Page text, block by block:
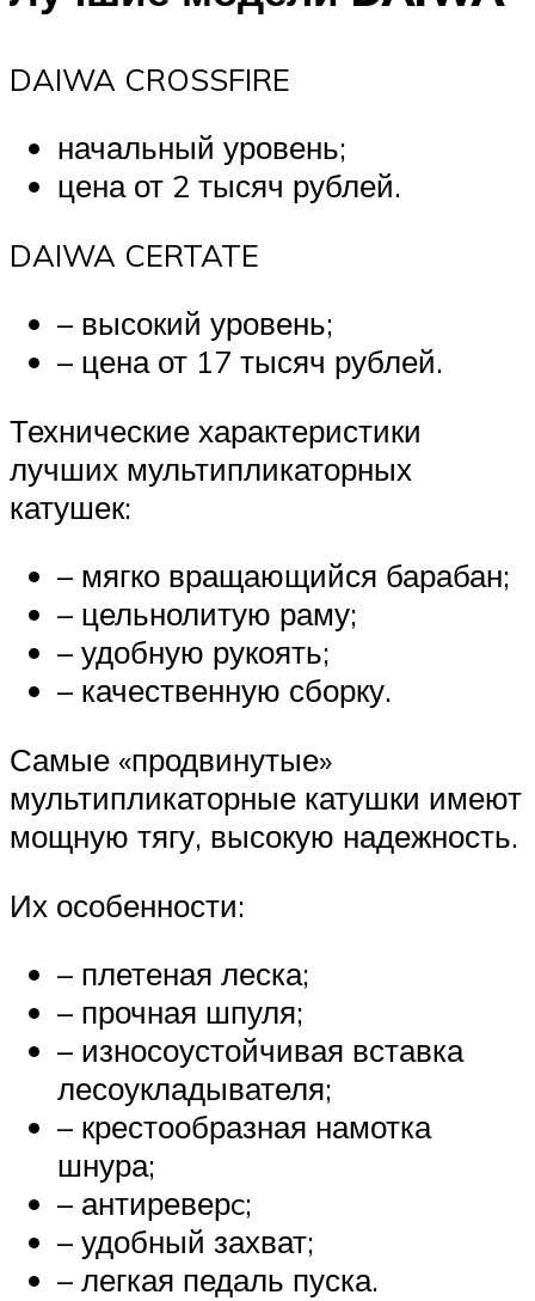
DAIWA CROSSFIRE
начальный уровень;
цена от 2 тысяч рублей.
DAIWA CERTATE
– высокий уровень;
– цена от 17 тысяч рублей.
Технические характеристики
лучших мультипликаторных
катушек:
– мягко вращающийся барабан;
– цельнолитую раму;
– удобную рукоять;
– качественную сборку.
Самые «продвинутые»
мультипликаторные катушки имеют
мощную тягу, высокую надежность.
Их особенности:
– плетеная леска;
– прочная шпуля;
– износоустойчивая вставка
лесоукладывателя;
– крестообразная намотка
шнура;
– антиреверc;
– удобный захват;
– легкая педаль пуска.